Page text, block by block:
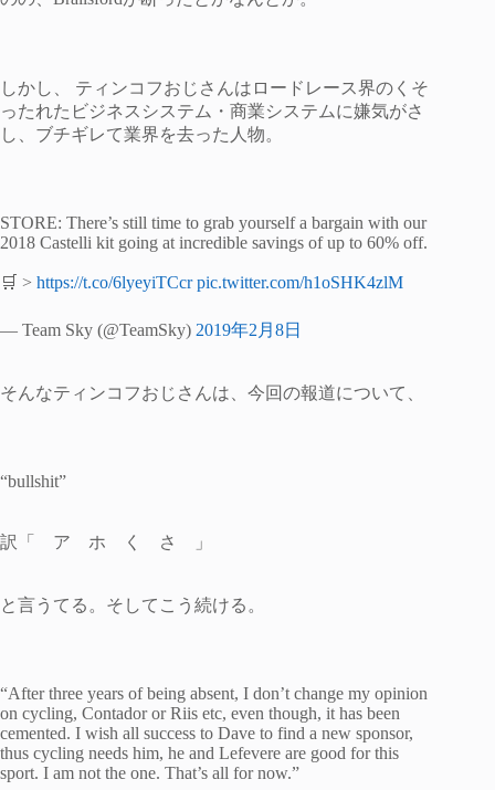
しかし、 ティンコフおじさんはロードレース界のくそ
ったれたビジネスシステム・商業システムに嫌気がさ
し、ブチギレて業界を去った人物。
STORE: There’s still time to grab yourself a bargain with our
2018 Castelli kit going at incredible savings of up to 60% off.
🛒 > https://t.co/6lyeyiTCcr pic.twitter.com/h1oSHK4zlM
— Team Sky (@TeamSky) 2019年2月8日
そんなティンコフおじさんは、今回の報道について、
“bullshit”
訳「 ア ホ く さ 」
と言うてる。そしてこう続ける。
“After three years of being absent, I don’t change my opinion
on cycling, Contador or Riis etc, even though, it has been
cemented. I wish all success to Dave to find a new sponsor,
thus cycling needs him, he and Lefevere are good for this
sport. I am not the one. That’s all for now.”